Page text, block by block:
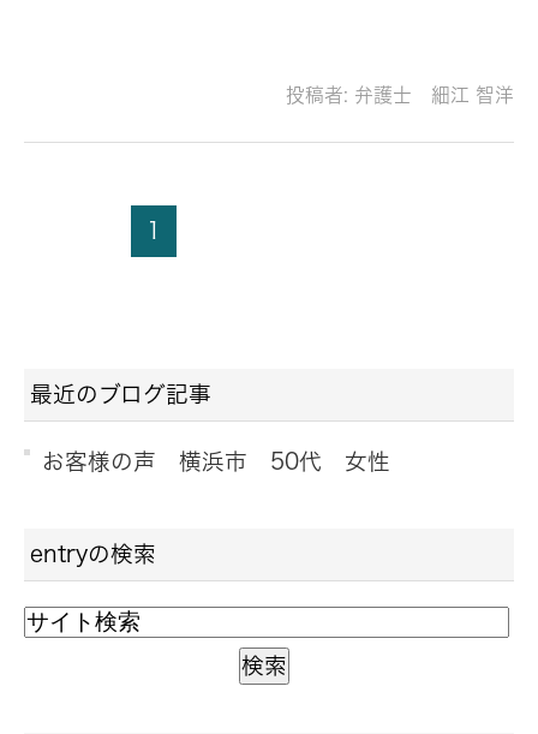
投稿者: 弁護士 細江 智洋
1
最近のブログ記事
お客様の声 横浜市 50代 女性
entryの検索